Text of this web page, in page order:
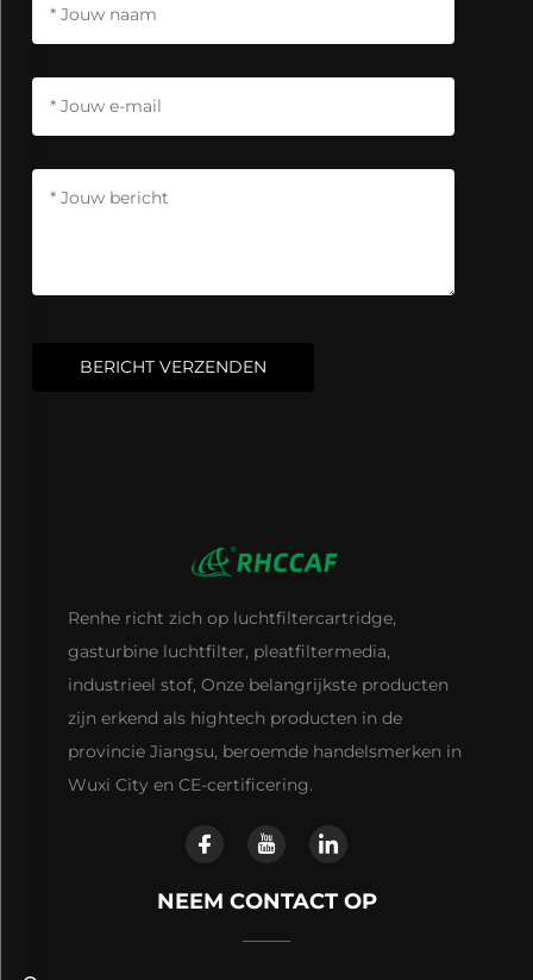
BERICHT VERZENDEN
Renhe richt zich op luchtfiltercartridge,
gasturbine luchtfilter, pleatfiltermedia,
industrieel stof, Onze belangrijkste producten
zijn erkend als hightech producten in de
provincie Jiangsu, beroemde handelsmerken in
Wuxi City en CE-certificering.
NEEM CONTACT OP